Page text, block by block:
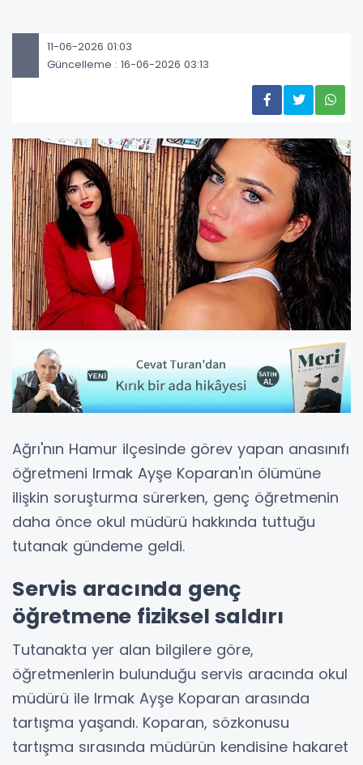
11-06-2026 01:03
Güncelleme : 16-06-2026 03:13
Ağrı'nın Hamur ilçesinde görev yapan anasınıfı
öğretmeni Irmak Ayşe Koparan'ın ölümüne
ilişkin soruşturma sürerken, genç öğretmenin
daha önce okul müdürü hakkında tuttuğu
tutanak gündeme geldi.
Servis aracında genç
öğretmene fiziksel saldırı
Tutanakta yer alan bilgilere göre,
öğretmenlerin bulunduğu servis aracında okul
müdürü ile Irmak Ayşe Koparan arasında
tartışma yaşandı. Koparan, sözkonusu
tartışma sırasında müdürün kendisine hakaret